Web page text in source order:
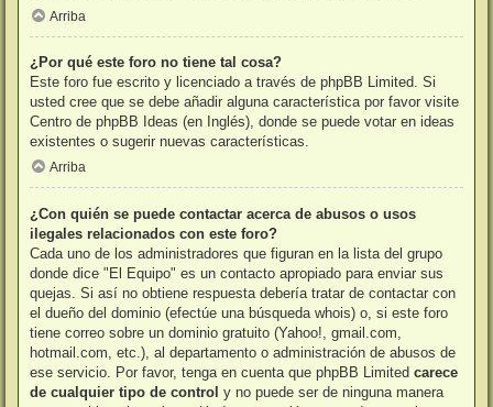
Arriba
¿Por qué este foro no tiene tal cosa?
Este foro fue escrito y licenciado a través de phpBB Limited. Si
usted cree que se debe añadir alguna característica por favor visite
Centro de phpBB Ideas (en Inglés), donde se puede votar en ideas
existentes o sugerir nuevas características.
Arriba
¿Con quién se puede contactar acerca de abusos o usos
ilegales relacionados con este foro?
Cada uno de los administradores que figuran en la lista del grupo
donde dice "El Equipo" es un contacto apropiado para enviar sus
quejas. Si así no obtiene respuesta debería tratar de contactar con
el dueño del dominio (efectúe una búsqueda whois) o, si este foro
tiene correo sobre un dominio gratuito (Yahoo!, gmail.com,
hotmail.com, etc.), al departamento o administración de abusos de
ese servicio. Por favor, tenga en cuenta que phpBB Limited carece
de cualquier tipo de control y no puede ser de ninguna manera